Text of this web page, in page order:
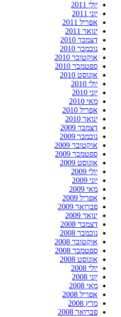
יולי 2011
יוני 2011
אפריל 2011
ינואר 2011
דצמבר 2010
נובמבר 2010
אוקטובר 2010
ספטמבר 2010
אוגוסט 2010
יולי 2010
יוני 2010
מאי 2010
אפריל 2010
ינואר 2010
דצמבר 2009
נובמבר 2009
אוקטובר 2009
ספטמבר 2009
אוגוסט 2009
יולי 2009
יוני 2009
מאי 2009
אפריל 2009
פברואר 2009
ינואר 2009
דצמבר 2008
נובמבר 2008
אוקטובר 2008
ספטמבר 2008
אוגוסט 2008
יולי 2008
יוני 2008
מאי 2008
אפריל 2008
מרץ 2008
פברואר 2008